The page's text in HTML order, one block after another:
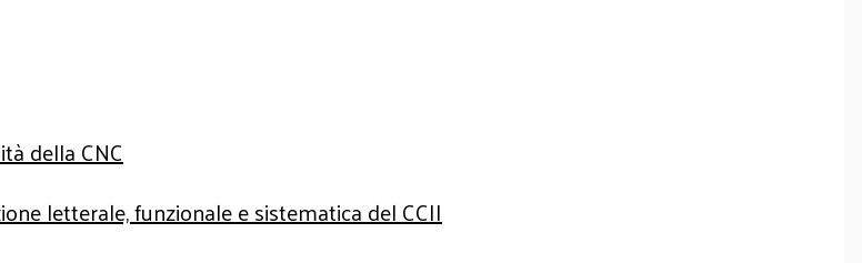
della CNC
letterale, funzionale e sistematica del CCII